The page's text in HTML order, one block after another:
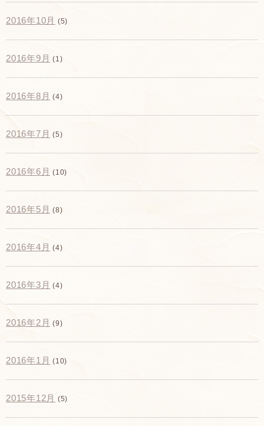
2016年10月 (5)
2016年9月 (1)
2016年8月 (4)
2016年7月 (5)
2016年6月 (10)
2016年5月 (8)
2016年4月 (4)
2016年3月 (4)
2016年2月 (9)
2016年1月 (10)
2015年12月 (5)